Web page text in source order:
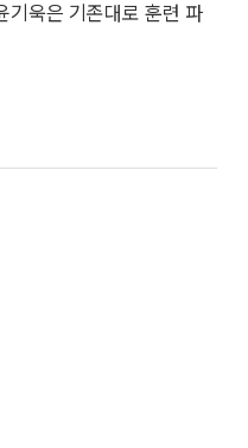
기욱은 기존대로 훈련 파